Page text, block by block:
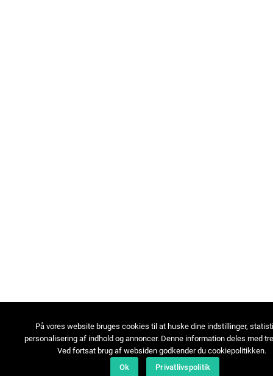
På vores website bruges cookies til at huske dine indstillinger,
personalisering af indhold og annoncer. Denne information deles med
Ved fortsat brug af websiden godkender du cookiepolitikken.
Ok
Privatlivspolitik